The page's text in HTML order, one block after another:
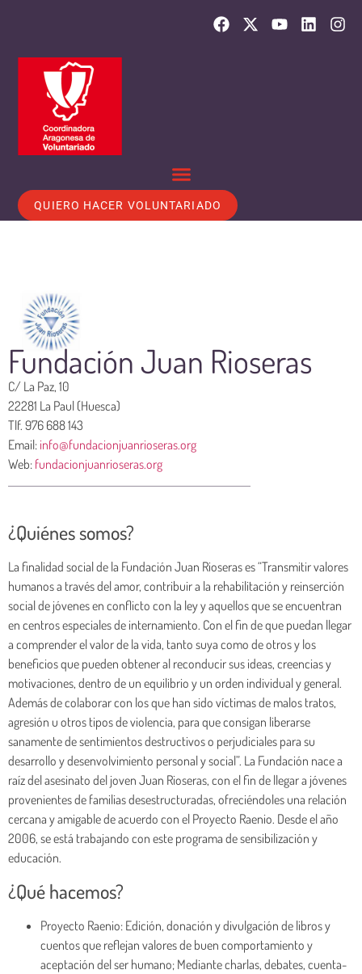
QUIERO HACER VOLUNTARIADO
Fundación Juan Rioseras
C/ La Paz, 10
22281 La Paul (Huesca)
Tlf. 976 688 143
Email: info@fundacionjuanrioseras.org
Web: fundacionjuanrioseras.org
¿Quiénes somos?
La finalidad social de la Fundación Juan Rioseras es “Transmitir valores
humanos a través del amor, contribuir a la rehabilitación y reinserción
social de jóvenes en conflicto con la ley y aquellos que se encuentran
en centros especiales de internamiento. Con el fin de que puedan llegar
a comprender el valor de la vida, tanto suya como de otros y los
beneficios que pueden obtener al reconducir sus ideas, creencias y
motivaciones, dentro de un equilibrio y un orden individual y general.
Además de colaborar con los que han sido víctimas de malos tratos,
agresión u otros tipos de violencia, para que consigan liberarse
sanamente de sentimientos destructivos o perjudiciales para su
desarrollo y desenvolvimiento personal y social”. La Fundación nace a
raíz del asesinato del joven Juan Rioseras, con el fin de llegar a jóvenes
provenientes de familias desestructuradas, ofreciéndoles una relación
cercana y amigable de acuerdo con el Proyecto Raenio. Desde el año
2006, se está trabajando con este programa de sensibilización y
educación.
¿Qué hacemos?
Proyecto Raenio: Edición, donación y divulgación de libros y
cuentos que reflejan valores de buen comportamiento y
aceptación del ser humano; Mediante charlas, debates, cuenta-